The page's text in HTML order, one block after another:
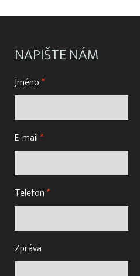
NAPIŠTE NÁM
Jméno*
E-mail*
Telefon*
Zpráva